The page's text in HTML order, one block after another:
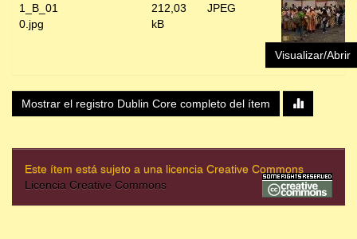
1_B_01
0.jpg
212,03
kB
JPEG
Visualizar/Abrir
Mostrar el registro Dublin Core completo del ítem
Este ítem está sujeto a una licencia Creative Commons
Licencia Creative Commons